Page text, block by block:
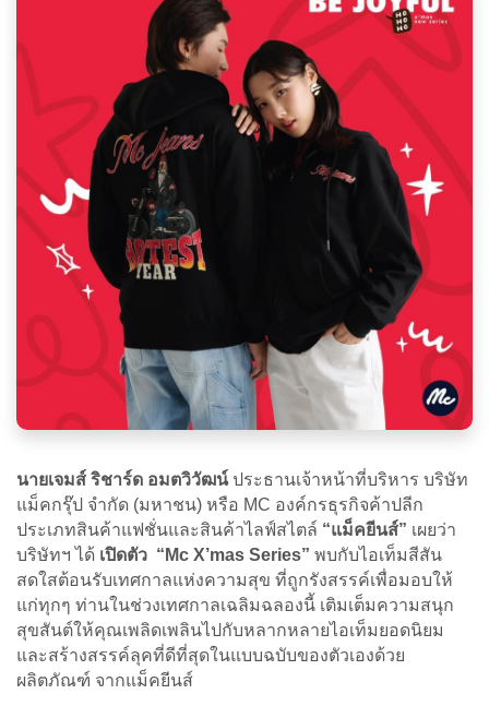
นายเจมส์ ริชาร์ด อมตวิวัฒน์ ประธานเจ้าหน้าที่บริหาร บริษัท
แม็คกรุ๊ป จำกัด (มหาชน) หรือ MC องค์กรธุรกิจค้าปลีก
ประเภทสินค้าแฟชั่นและสินค้าไลฟ์สไตล์ “แม็คยีนส์” เผยว่า
บริษัทฯ ได้ เปิดตัว “Mc X’mas Series” พบกับไอเท็มสีสัน
สดใสต้อนรับเทศกาลแห่งความสุข ที่ถูกรังสรรค์เพื่อมอบให้
แก่ทุกๆ ท่านในช่วงเทศกาลเฉลิมฉลองนี้ เติมเต็มความสนุก
สุขสันต์ให้คุณเพลิดเพลินไปกับหลากหลายไอเท็มยอดนิยม
และสร้างสรรค์ลุคที่ดีที่สุดในแบบฉบับของตัวเองด้วย
ผลิตภัณฑ์ จากแม็คยีนส์